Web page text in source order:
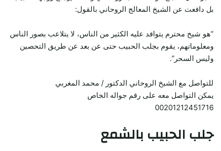
بل دافعت عن الشيخ المعالج الروحاني بالقول:
“هو شيخ محترم يتوافد عليه الكثير من الناس، لا يتلاعب بصور الناس
ومعلوماتهم، يقوم بجلب الحبيب حتى عن بعد عن طريق التحصين
وليس السحر”.
للتواصل مع الشيخ الروحاني الدكتور / محمد المغربي
يمكن التواصل معه على رقم جواله الخاص
00201212451716
جلب الحبيب بالشمع